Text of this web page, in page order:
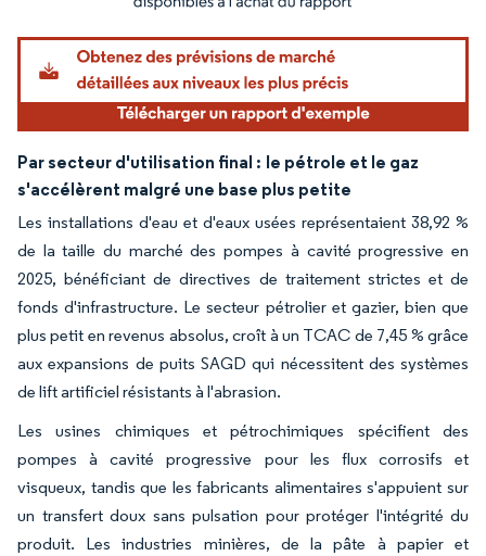
Par secteur d'utilisation final : le pétrole et le gaz
s'accélèrent malgré une base plus petite
Les installations d'eau et d'eaux usées représentaient 38,92 %
de la taille du marché des pompes à cavité progressive en
2025, bénéficiant de directives de traitement strictes et de
fonds d'infrastructure. Le secteur pétrolier et gazier, bien que
plus petit en revenus absolus, croît à un TCAC de 7,45 % grâce
aux expansions de puits SAGD qui nécessitent des systèmes
de lift artificiel résistants à l'abrasion.
Les usines chimiques et pétrochimiques spécifient des
pompes à cavité progressive pour les flux corrosifs et
visqueux, tandis que les fabricants alimentaires s'appuient sur
un transfert doux sans pulsation pour protéger l'intégrité du
produit. Les industries minières, de la pâte à papier et